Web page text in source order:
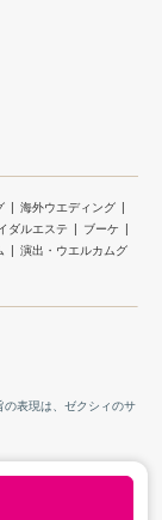
海外ウエディング
ダルエステ
ブーケ
演出・ウエルカムグ
表現は、ゼクシィのサ